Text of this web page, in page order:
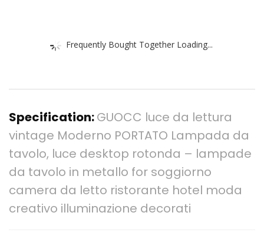
Frequently Bought Together Loading...
Specification:GUOCC luce da lettura
vintage Moderno PORTATO Lampada da
tavolo, luce desktop rotonda – lampade
da tavolo in metallo for soggiorno
camera da letto ristorante hotel moda
creativo illuminazione decorati